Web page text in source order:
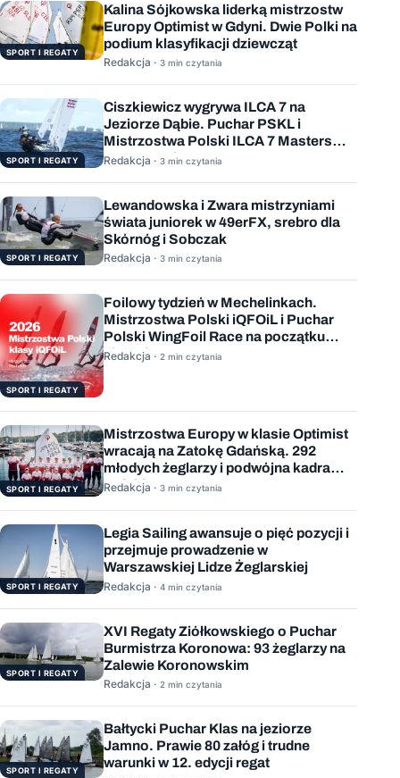
SPORT I REGATY
Kalina Sójkowska liderką mistrzostw
Europy Optimist w Gdyni. Dwie Polki na
podium klasyfikacji dziewcząt
Redakcja · 3 min czytania
SPORT I REGATY
Ciszkiewicz wygrywa ILCA 7 na
Jeziorze Dąbie. Puchar PSKL i
Mistrzostwa Polski ILCA 7 Masters
rozstrzygnięte
Redakcja · 3 min czytania
SPORT I REGATY
Lewandowska i Zwara mistrzyniami
świata juniorek w 49erFX, srebro dla
Skórnóg i Sobczak
Redakcja · 3 min czytania
SPORT I REGATY
Foilowy tydzień w Mechelinkach.
Mistrzostwa Polski iQFOiL i Puchar
Polski WingFoil Race na początku
sierpnia
Redakcja · 2 min czytania
SPORT I REGATY
Mistrzostwa Europy w klasie Optimist
wracają na Zatokę Gdańską. 292
młodych żeglarzy i podwójna kadra
Polski
Redakcja · 3 min czytania
SPORT I REGATY
Legia Sailing awansuje o pięć pozycji i
przejmuje prowadzenie w
Warszawskiej Lidze Żeglarskiej
Redakcja · 4 min czytania
SPORT I REGATY
XVI Regaty Ziółkowskiego o Puchar
Burmistrza Koronowa: 93 żeglarzy na
Zalewie Koronowskim
Redakcja · 2 min czytania
SPORT I REGATY
Bałtycki Puchar Klas na jeziorze
Jamno. Prawie 80 załóg i trudne
warunki w 12. edycji regat